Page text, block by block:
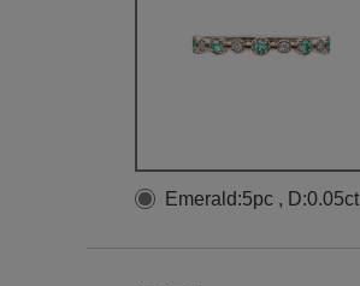
Emerald:5pc , D:0.05ct